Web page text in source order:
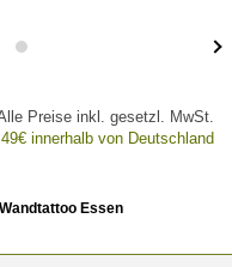
Preise inkl. gesetzl. MwSt.
innerhalb von Deutschland
Wandtattoo Essen